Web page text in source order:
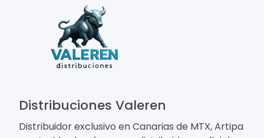
Distribuciones Valeren
Distribuidor exclusivo en Canarias de MTX, Artipa